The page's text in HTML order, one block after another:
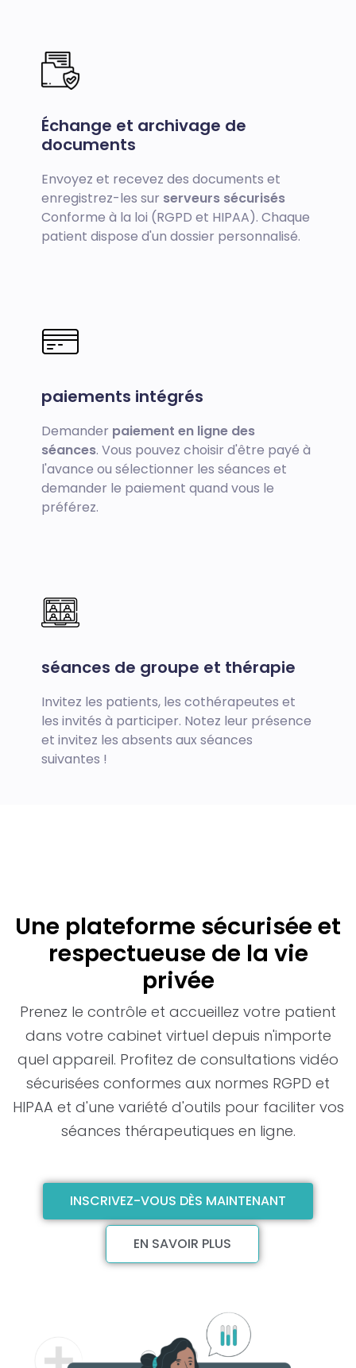
Échange et archivage de
documents
Envoyez et recevez des documents et
enregistrez-les sur serveurs sécurisés
Conforme à la loi (RGPD et HIPAA). Chaque
patient dispose d'un dossier personnalisé.
paiements intégrés
Demander paiement en ligne des
séances. Vous pouvez choisir d'être payé à
l'avance ou sélectionner les séances et
demander le paiement quand vous le
préférez.
séances de groupe et thérapie
Invitez les patients, les cothérapeutes et
les invités à participer. Notez leur présence
et invitez les absents aux séances
suivantes !
Une plateforme sécurisée et
respectueuse de la vie
privée
Prenez le contrôle et accueillez votre patient
dans votre cabinet virtuel depuis n'importe
quel appareil. Profitez de consultations vidéo
sécurisées conformes aux normes RGPD et
HIPAA et d'une variété d'outils pour faciliter vos
séances thérapeutiques en ligne.
INSCRIVEZ-VOUS DÈS MAINTENANT
EN SAVOIR PLUS